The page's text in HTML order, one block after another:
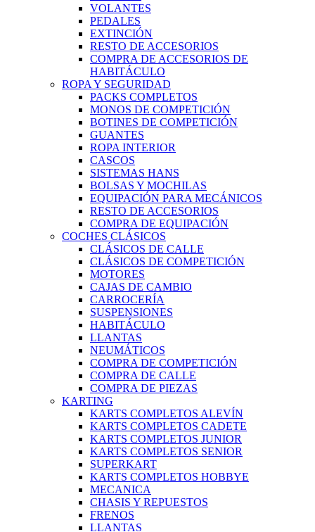
VOLANTES
PEDALES
EXTINCIÓN
RESTO DE ACCESORIOS
COMPRA DE ACCESORIOS DE
HABITÁCULO
ROPA Y SEGURIDAD
PACKS COMPLETOS
MONOS DE COMPETICIÓN
BOTINES DE COMPETICIÓN
GUANTES
ROPA INTERIOR
CASCOS
SISTEMAS HANS
BOLSAS Y MOCHILAS
EQUIPACIÓN PARA MECÁNICOS
RESTO DE ACCESORIOS
COMPRA DE EQUIPACIÓN
COCHES CLÁSICOS
CLÁSICOS DE CALLE
CLÁSICOS DE COMPETICIÓN
MOTORES
CAJAS DE CAMBIO
CARROCERÍA
SUSPENSIONES
HABITÁCULO
LLANTAS
NEUMÁTICOS
COMPRA DE COMPETICIÓN
COMPRA DE CALLE
COMPRA DE PIEZAS
KARTING
KARTS COMPLETOS ALEVÍN
KARTS COMPLETOS CADETE
KARTS COMPLETOS JUNIOR
KARTS COMPLETOS SENIOR
SUPERKART
KARTS COMPLETOS HOBBYE
MECANICA
CHASIS Y REPUESTOS
FRENOS
LLANTAS